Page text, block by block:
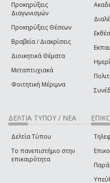
Προκηρύξεις
Διαγωνισμών
Προκηρύξεις Θέσεων
Βραβεία / Διακρίσεις
Διοικητικά Θέματα
Μεταπτυχιακά
Φοιτητική Μέριμνα
ΔΕΛΤΙΑ ΤΥΠΟΥ / ΝΕΑ
Δελτία Τύπου
Το πανεπιστήμιο στην
επικαιρότητα